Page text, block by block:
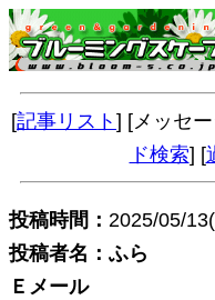
[記事リスト ] [メッセ
ド検索] [
投稿時間： 2025/05/
投稿者名：ふら
Ｅメール